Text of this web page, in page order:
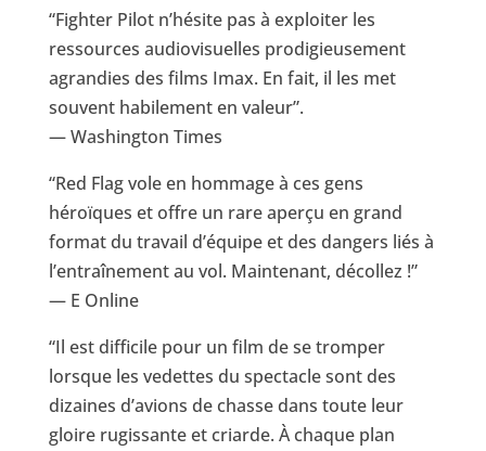
“Fighter Pilot n’hésite pas à exploiter les
ressources audiovisuelles prodigieusement
agrandies des films Imax. En fait, il les met
souvent habilement en valeur”.
— Washington Times
“Red Flag vole en hommage à ces gens
héroïques et offre un rare aperçu en grand
format du travail d’équipe et des dangers liés à
l’entraînement au vol. Maintenant, décollez !”
— E Online
“Il est difficile pour un film de se tromper
lorsque les vedettes du spectacle sont des
dizaines d’avions de chasse dans toute leur
gloire rugissante et criarde. À chaque plan